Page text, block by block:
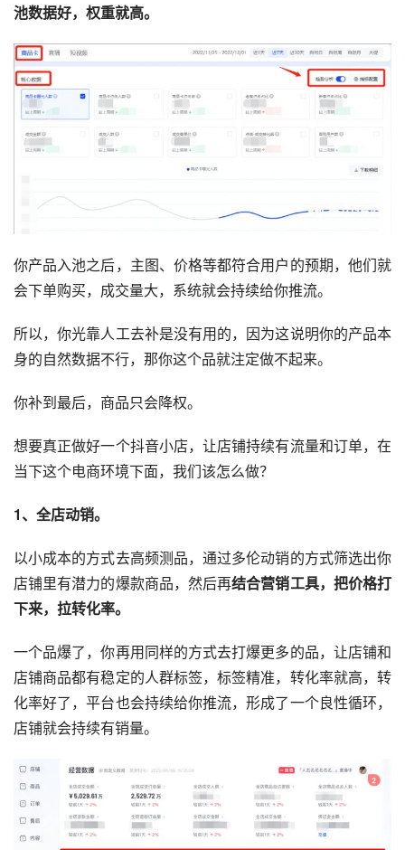
池数据好，权重就高。
你产品入池之后，主图、价格等都符合用户的预期，他们就
会下单购买，成交量大，系统就会持续给你推流。
所以，你光靠人工去补是没有用的，因为这说明你的产品本
身的自然数据不行，那你这个品就注定做不起来。
你补到最后，商品只会降权。
想要真正做好一个抖音小店，让店铺持续有流量和订单，在
当下这个电商环境下面，我们该怎么做？
1、全店动销。
以小成本的方式去高频测品，通过多伦动销的方式筛选出你
店铺里有潜力的爆款商品，然后再结合营销工具，把价格打
下来，拉转化率。
一个品爆了，你再用同样的方式去打爆更多的品，让店铺和
店铺商品都有稳定的人群标签，标签精准，转化率就高，转
化率好了，平台也会持续给你推流，形成了一个良性循环，
店铺就会持续有销量。